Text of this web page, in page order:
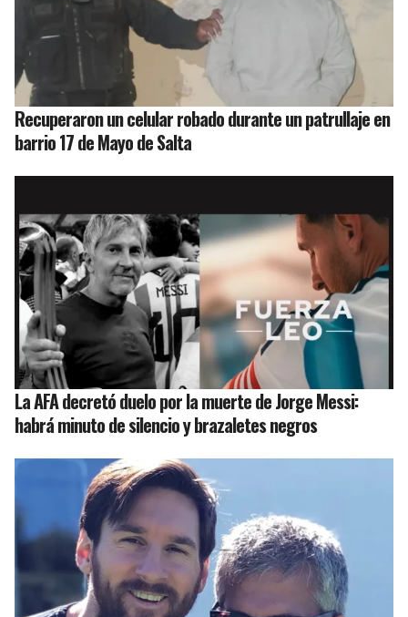
Recuperaron un celular robado durante un patrullaje en
barrio 17 de Mayo de Salta
La AFA decretó duelo por la muerte de Jorge Messi:
habrá minuto de silencio y brazaletes negros